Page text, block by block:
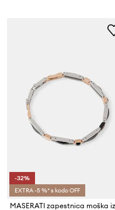
-32%
EXTRA -5 %* s kodo OFF